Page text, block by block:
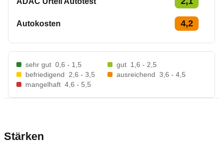
Autokosten 4,2
sehr gut 0,6 - 1,5 gut 1,6 - 2,5
befriedigend
2,6 - 3,5 ausreichend 3,6 - 4,5
mangelhaft 4,6 - 5,5
Stärken